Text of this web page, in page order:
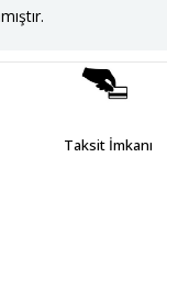
Taksit İmkanı